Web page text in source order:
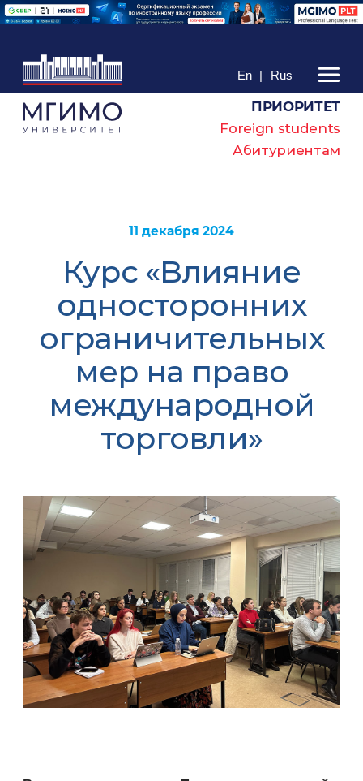
En | Rus
ПРИОРИТЕТ
Foreign students
Абитуриентам
11 декабря 2024
Курс «Влияние
односторонних
ограничительных
мер на право
международной
торговли»